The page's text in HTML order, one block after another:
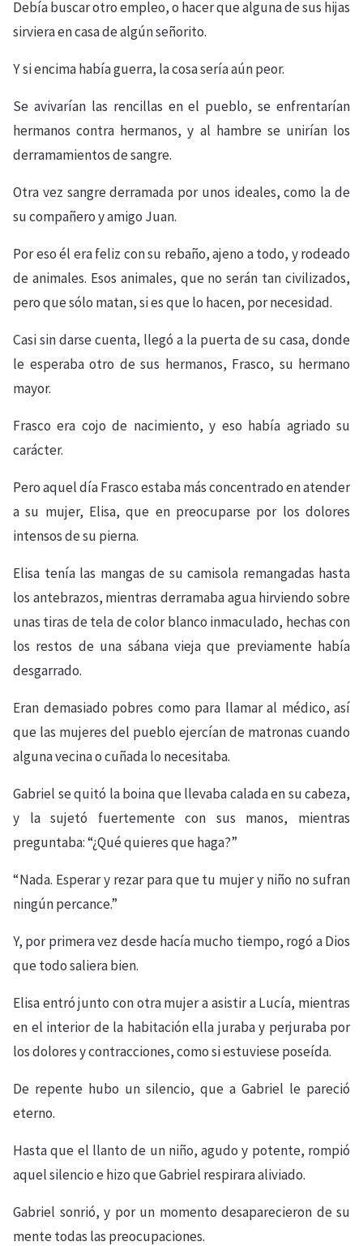
Debía buscar otro empleo, o hacer que alguna de sus hijas
sirviera en casa de algún señorito.
Y si encima había guerra, la cosa sería aún peor.
Se avivarían las rencillas en el pueblo, se enfrentarían
hermanos contra hermanos, y al hambre se unirían los
derramamientos de sangre.
Otra vez sangre derramada por unos ideales, como la de
su compañero y amigo Juan.
Por eso él era feliz con su rebaño, ajeno a todo, y rodeado
de animales. Esos animales, que no serán tan civilizados,
pero que sólo matan, si es que lo hacen, por necesidad.
Casi sin darse cuenta, llegó a la puerta de su casa, donde
le esperaba otro de sus hermanos, Frasco, su hermano
mayor.
Frasco era cojo de nacimiento, y eso había agriado su
carácter.
Pero aquel día Frasco estaba más concentrado en atender
a su mujer, Elisa, que en preocuparse por los dolores
intensos de su pierna.
Elisa tenía las mangas de su camisola remangadas hasta
los antebrazos, mientras derramaba agua hirviendo sobre
unas tiras de tela de color blanco inmaculado, hechas con
los restos de una sábana vieja que previamente había
desgarrado.
Eran demasiado pobres como para llamar al médico, así
que las mujeres del pueblo ejercían de matronas cuando
alguna vecina o cuñada lo necesitaba.
Gabriel se quitó la boina que llevaba calada en su cabeza,
y la sujetó fuertemente con sus manos, mientras
preguntaba: “¿Qué quieres que haga?”
“Nada. Esperar y rezar para que tu mujer y niño no sufran
ningún percance.”
Y, por primera vez desde hacía mucho tiempo, rogó a Dios
que todo saliera bien.
Elisa entró junto con otra mujer a asistir a Lucía, mientras
en el interior de la habitación ella juraba y perjuraba por
los dolores y contracciones, como si estuviese poseída.
De repente hubo un silencio, que a Gabriel le pareció
eterno.
Hasta que el llanto de un niño, agudo y potente, rompió
aquel silencio e hizo que Gabriel respirara aliviado.
Gabriel sonrió, y por un momento desaparecieron de su
mente todas las preocupaciones.